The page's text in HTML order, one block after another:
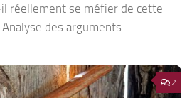
réellement se méfier de cette
des arguments
2